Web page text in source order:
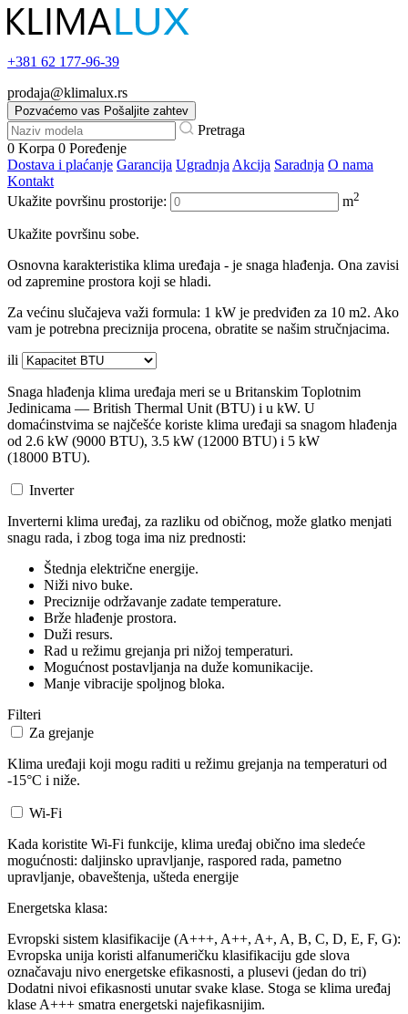
+381 62 177-96-39
prodaja@klimalux.rs
Pozvaćemo vas Pošaljite zahtev
Pretraga
0 Korpa 0 Poređenje
Dostava i plaćanje Garancija Ugradnja Akcija Saradnja O nama
Kontakt
Ukažite površinu prostorije:
m2
Ukažite površinu sobe.
Osnovna karakteristika klima uređaja - je snaga hlađenja. Ona zavisi
od zapremine prostora koji se hladi.
Za većinu slučajeva važi formula: 1 kW je predviđen za 10 m2. Ako
vam je potrebna preciznija procena, obratite se našim stručnjacima.
ili
Snaga hlađenja klima uređaja meri se u Britanskim Toplotnim
Jedinicama — British Thermal Unit (BTU) i u kW. U
domaćinstvima se najčešće koriste klima uređaji sa snagom hlađenja
od 2.6 kW (9000 BTU), 3.5 kW (12000 BTU) i 5 kW
(18000 BTU).
Inverter
Inverterni klima uređaj, za razliku od običnog, može glatko menjati
snagu rada, i zbog toga ima niz prednosti:
Štednja električne energije.
Niži nivo buke.
Preciznije održavanje zadate temperature.
Brže hlađenje prostora.
Duži resurs.
Rad u režimu grejanja pri nižoj temperaturi.
Mogućnost postavljanja na duže komunikacije.
Manje vibracije spoljnog bloka.
Filteri
Za grejanje
Klima uređaji koji mogu raditi u režimu grejanja na temperaturi od
-15°C i niže.
Wi-Fi
Kada koristite Wi-Fi funkcije, klima uređaj obično ima sledeće
mogućnosti: daljinsko upravljanje, raspored rada, pametno
upravljanje, obaveštenja, ušteda energije
Energetska klasa:
Evropski sistem klasifikacije (A+++, A++, A+, A, B, C, D, E, F, G):
Evropska unija koristi alfanumeričku klasifikaciju gde slova
označavaju nivo energetske efikasnosti, a plusevi (jedan do tri)
Dodatni nivoi efikasnosti unutar svake klase. Stoga se klima uređaj
klase A+++ smatra energetski najefikasnijim.